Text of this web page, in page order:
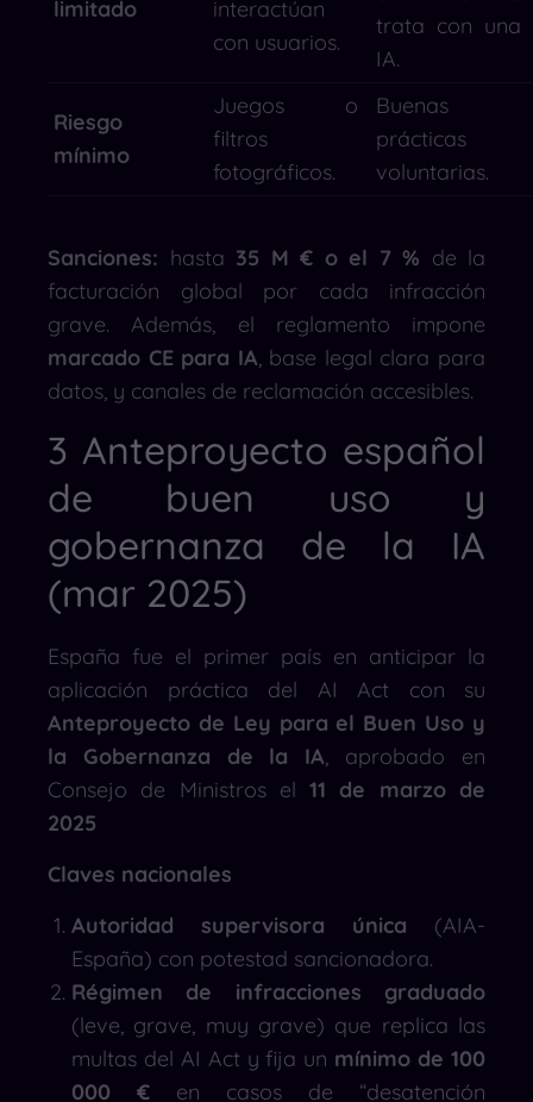
limitado
interactúan
con usuarios.
trata con una
IA.
Riesgo
mínimo
Juegos o
filtros
fotográficos.
Buenas
prácticas
voluntarias.
Sanciones: hasta 35 M € o el 7 % de la
facturación global por cada infracción
grave. Además, el reglamento impone
marcado CE para IA, base legal clara para
datos, y canales de reclamación accesibles.
3 Anteproyecto español
de buen uso y
gobernanza de la IA
(mar 2025)
España fue el primer país en anticipar la
aplicación práctica del AI Act con su
Anteproyecto de Ley para el Buen Uso y
la Gobernanza de la IA, aprobado en
Consejo de Ministros el11 de marzo de
2025
Claves nacionales
Autoridad supervisora única (AIA-
España) con potestad sancionadora.
Régimen de infracciones graduado
(leve, grave, muy grave) que replica las
multas del AI Act y fija un mínimo de 100
000 € en casos de “desatención